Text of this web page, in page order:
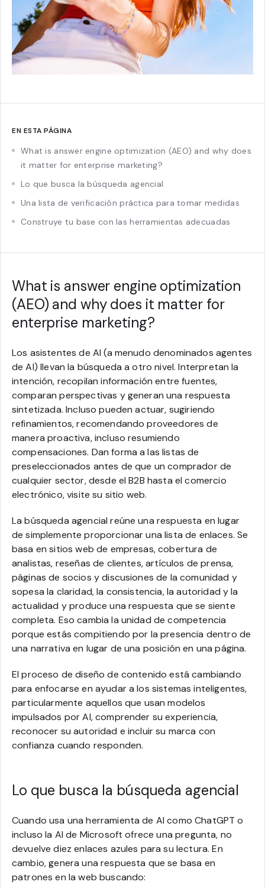
EN ESTA PÁGINA
What is answer engine optimization (AEO) and why does
it matter for enterprise marketing?
Lo que busca la búsqueda agencial
Una lista de verificación práctica para tomar medidas
Construye tu base con las herramientas adecuadas
What is answer engine optimization
(AEO) and why does it matter for
enterprise marketing?
Los asistentes de AI (a menudo denominados agentes
de AI) llevan la búsqueda a otro nivel. Interpretan la
intención, recopilan información entre fuentes,
comparan perspectivas y generan una respuesta
sintetizada. Incluso pueden actuar, sugiriendo
refinamientos, recomendando proveedores de
manera proactiva, incluso resumiendo
compensaciones. Dan forma a las listas de
preseleccionados antes de que un comprador de
cualquier sector, desde el B2B hasta el comercio
electrónico, visite su sitio web.
La búsqueda agencial reúne una respuesta en lugar
de simplemente proporcionar una lista de enlaces. Se
basa en sitios web de empresas, cobertura de
analistas, reseñas de clientes, artículos de prensa,
páginas de socios y discusiones de la comunidad y
sopesa la claridad, la consistencia, la autoridad y la
actualidad y produce una respuesta que se siente
completa. Eso cambia la unidad de competencia
porque estás compitiendo por la presencia dentro de
una narrativa en lugar de una posición en una página.
El proceso de diseño de contenido está cambiando
para enfocarse en ayudar a los sistemas inteligentes,
particularmente aquellos que usan modelos
impulsados por AI, comprender su experiencia,
reconocer su autoridad e incluir su marca con
confianza cuando responden.
Lo que busca la búsqueda agencial
Cuando usa una herramienta de AI como ChatGPT o
incluso la AI de Microsoft ofrece una pregunta, no
devuelve diez enlaces azules para su lectura. En
cambio, genera una respuesta que se basa en
patrones en la web buscando: